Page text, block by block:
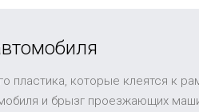
пластика, которые клеятся к
и брызг проезжающих